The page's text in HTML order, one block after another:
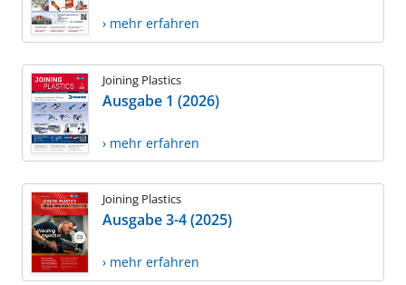
› mehr erfahren
Joining Plastics
Ausgabe 1 (2026)
› mehr erfahren
Joining Plastics
Ausgabe 3-4 (2025)
› mehr erfahren